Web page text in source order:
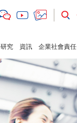
研究 資訊 企業社會責任